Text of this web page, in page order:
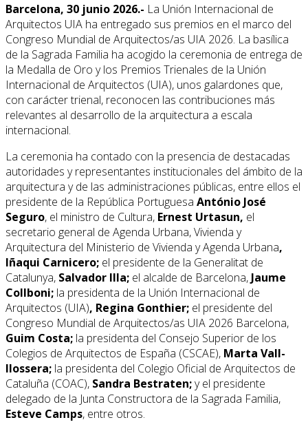
Barcelona, 30 junio 2026.- La Unión Internacional de
Arquitectos UIA ha entregado sus premios en el marco del
Congreso Mundial de Arquitectos/as UIA 2026. La basílica
de la Sagrada Familia ha acogido la ceremonia de entrega de
la Medalla de Oro y los Premios Trienales de la Unión
Internacional de Arquitectos (UIA), unos galardones que,
con carácter trienal, reconocen las contribuciones más
relevantes al desarrollo de la arquitectura a escala
internacional.
La ceremonia ha contado con la presencia de destacadas
autoridades y representantes institucionales del ámbito de la
arquitectura y de las administraciones públicas, entre ellos el
presidente de la República Portuguesa António José
Seguro, el ministro de Cultura, Ernest Urtasun, el
secretario general de Agenda Urbana, Vivienda y
Arquitectura del Ministerio de Vivienda y Agenda Urbana,
Iñaqui Carnicero; el presidente de la Generalitat de
Catalunya, Salvador Illa; el alcalde de Barcelona, Jaume
Collboni; la presidenta de la Unión Internacional de
Arquitectos (UIA), Regina Gonthier; el presidente del
Congreso Mundial de Arquitectos/as UIA 2026 Barcelona,
Guim Costa; la presidenta del Consejo Superior de los
Colegios de Arquitectos de España (CSCAE), Marta Vall-
llossera; la presidenta del Colegio Oficial de Arquitectos de
Cataluña (COAC), Sandra Bestraten;y el presidente
delegado de la Junta Constructora de la Sagrada Familia,
Esteve Camps, entre otros.